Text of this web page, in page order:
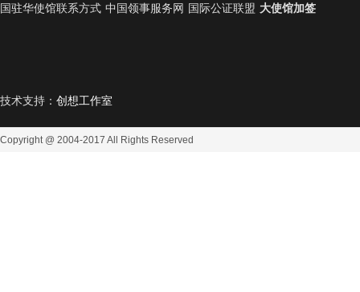
国驻华使馆联系方式 中国领事服务网 国际公证联盟 大使馆加签
技术支持： 创想工作室
Copyright @ 2004-2017 All Rights Reserved